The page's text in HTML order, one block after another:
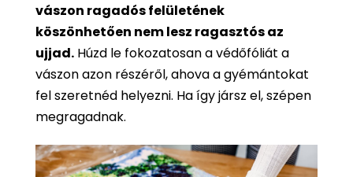
vászon ragadós felületének
köszönhetően nem lesz ragasztós az
ujjad. Húzd le fokozatosan a védőfóliát a
vászon azon részéről, ahova a gyémántokat
fel szeretnéd helyezni. Ha így jársz el, szépen
megragadnak.